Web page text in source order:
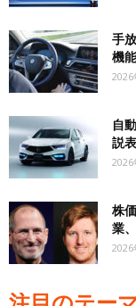
手
機
2026
自
説
2026
株
業
2026